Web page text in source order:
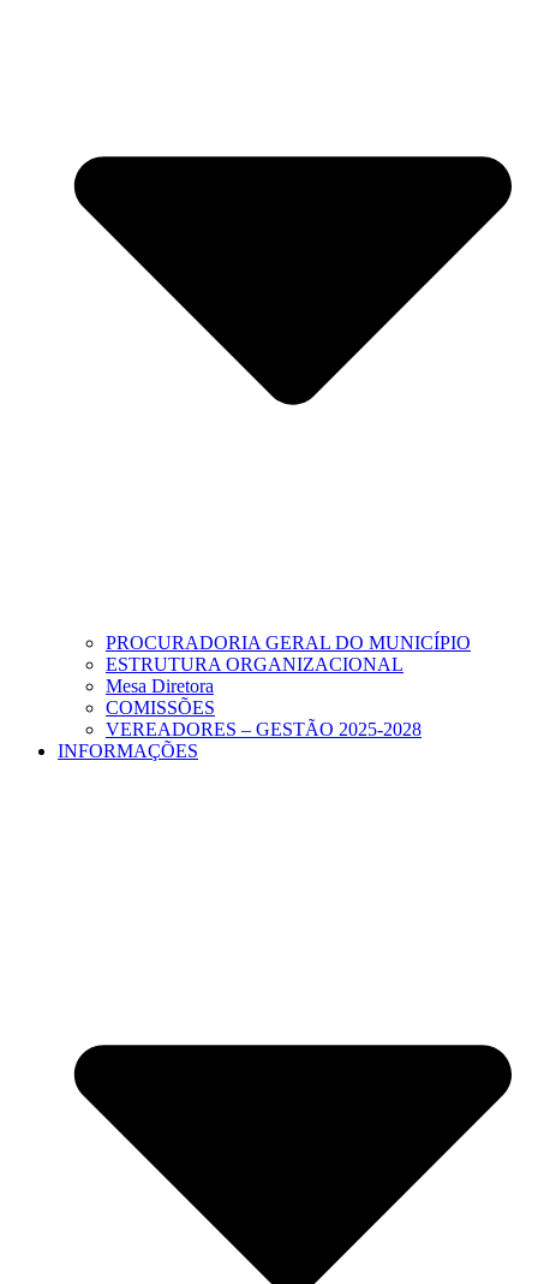
PROCURADORIA GERAL DO MUNICÍPIO
ESTRUTURA ORGANIZACIONAL
Mesa Diretora
COMISSÕES
VEREADORES – GESTÃO 2025-2028
INFORMAÇÕES